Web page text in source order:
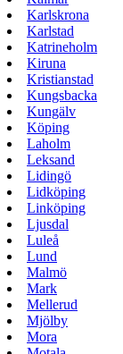
Karlskrona
Karlstad
Katrineholm
Kiruna
Kristianstad
Kungsbacka
Kungälv
Köping
Laholm
Leksand
Lidingö
Lidköping
Linköping
Ljusdal
Luleå
Lund
Malmö
Mark
Mellerud
Mjölby
Mora